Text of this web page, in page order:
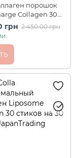
порошок
Collagen 30
дней
грн 2 450.00 грн